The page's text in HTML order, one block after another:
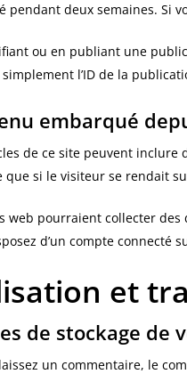
pendant deux semaines. Si
ou en publiant une
l’ID de la
embarqué
de ce site peuvent inclure
que si le visiteur se rendait
web pourraient collecter
d’un compte connecté
et
de stockage de
un commentaire, le